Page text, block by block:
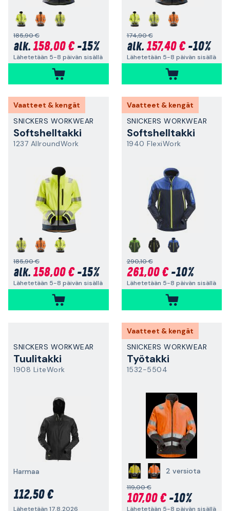
185,90 €
alk. 158,00 €-15%
Lähetetään 5-8 päivän sisällä
174,90 €
alk. 157,40 €-10%
Lähetetään 5-8 päivän sisällä
Vaatteet & kengät
SNICKERS WORKWEAR
Softshelltakki
1237 AllroundWork
185,90 €
alk. 158,00 €-15%
Lähetetään 5-8 päivän sisällä
Vaatteet & kengät
SNICKERS WORKWEAR
Softshelltakki
1940 FlexiWork
290,10 €
261,00 €-10%
Lähetetään 5-8 päivän sisällä
SNICKERS WORKWEAR
Tuulitakki
1908 LiteWork
Harmaa
112,50 €
Lähetetään 17.8.2026
Vaatteet & kengät
SNICKERS WORKWEAR
Työtakki
1532-5504
2 versiota
119,00 €
107,00 €-10%
Lähetetään 5-8 päivän sisällä